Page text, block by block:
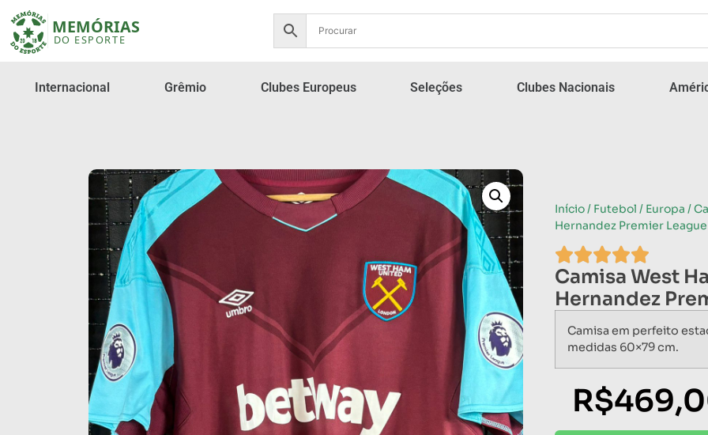
Internacional Grêmio Clubes Europeus Seleções Clubes Nacionais
Início/ Futebol / Europa /
Hernandez Premier League
Camisa West
Hernandez
Camisa em perfeito
medidas 60×79 cm.
R$